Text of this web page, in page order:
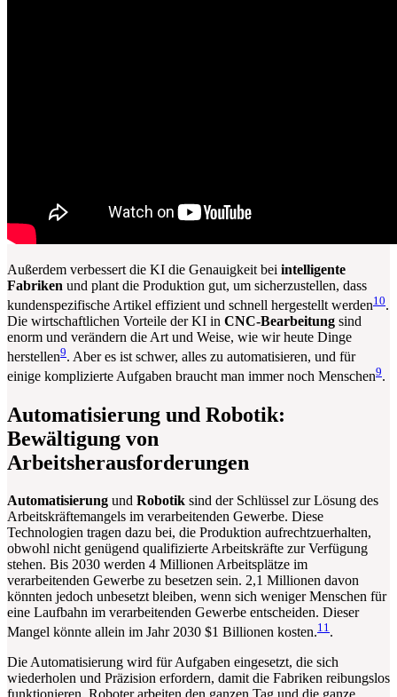
Außerdem verbessert die KI die Genauigkeit bei intelligente
Fabriken und plant die Produktion gut, um sicherzustellen, dass
kundenspezifische Artikel effizient und schnell hergestellt werden10.
Die wirtschaftlichen Vorteile der KI in CNC-Bearbeitung sind
enorm und verändern die Art und Weise, wie wir heute Dinge
herstellen9. Aber es ist schwer, alles zu automatisieren, und für
einige komplizierte Aufgaben braucht man immer noch Menschen9.
Automatisierung und Robotik:
Bewältigung von
Arbeitsherausforderungen
Automatisierung und Robotik sind der Schlüssel zur Lösung des
Arbeitskräftemangels im verarbeitenden Gewerbe. Diese
Technologien tragen dazu bei, die Produktion aufrechtzuerhalten,
obwohl nicht genügend qualifizierte Arbeitskräfte zur Verfügung
stehen. Bis 2030 werden 4 Millionen Arbeitsplätze im
verarbeitenden Gewerbe zu besetzen sein. 2,1 Millionen davon
könnten jedoch unbesetzt bleiben, wenn sich weniger Menschen für
eine Laufbahn im verarbeitenden Gewerbe entscheiden. Dieser
Mangel könnte allein im Jahr 2030 $1 Billionen kosten.11 .
Die Automatisierung wird für Aufgaben eingesetzt, die sich
wiederholen und Präzision erfordern, damit die Fabriken reibungslos
funktionieren. Roboter arbeiten den ganzen Tag und die ganze